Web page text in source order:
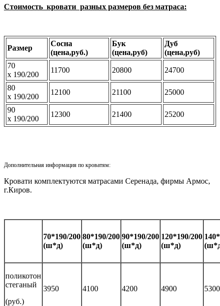
Стоимость кровати разных размеров без матраса:
Размер
Сосна
(цена,руб.)
Бук
(цена,руб)
Дуб
(цена,руб)
70
х 190/200
11700 20800 24700
80
х 190/200
12100 21100 25000
90
х 190/200
12300 21400 25200
Дополнительная информация по кроватям:
Кровати комплектуются матрасами Серенада, фирмы Армос,
г.Киров.
70*190/200
(ш*д)
80*190/200
(ш*д)
90*190/200
(ш*д)
120*190/200
(ш*д)
поликотон
стеганый
(руб.)
3950 4100 4200 4900 5300